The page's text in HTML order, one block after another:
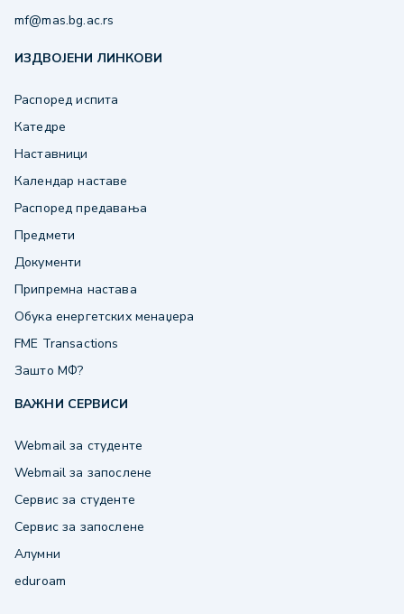
mf@mas.bg.ac.rs
ИЗДВОЈЕНИ ЛИНКОВИ
Распоред испита
Катедре
Наставници
Календар наставе
Распоред предавања
Предмети
Документи
Припремна настава
Обука енергетских менаџера
FME Transactions
Зашто МФ?
ВАЖНИ СЕРВИСИ
Webmail за студенте
Webmail за запослене
Сервис за студенте
Сервис за запослене
Алумни
eduroam